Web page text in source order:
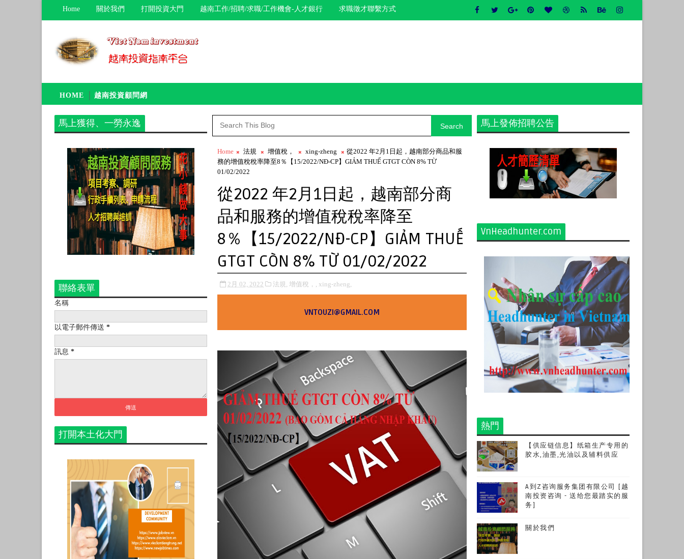
Home 關於我們 打開投資大門 越南工作/招聘/求職/工作機會-人才銀行 求職徵才聯繫方式
HOME 越南投資顧問網
馬上獲得、一勞永逸
聯絡表單
名稱
以電子郵件傳送 *
訊息 *
打開本土化大門
Search
Home 法規 增值稅， xing-zheng
從2022 年2月1日起，越南部分商品和服
務的增值稅稅率降至8％【15/2022/NĐ-CP】GIẢM THUẾ GTGT CÒN 8% TỪ
01/02/2022
從2022 年2月1日起，越南部分商
品和服務的增值稅稅率降至
8％【15/2022/NĐ-CP】GIẢM THUẾ
GTGT CÒN 8% TỪ 01/02/2022
2月 02, 2022 法規, 增值稅，, xing-zheng,
VNTOUZI@GMAIL.COM
馬上發佈招聘公告
VnHeadhunter.com
熱門
【供应链信息】纸箱生产专用的
胶水,油墨,光油以及辅料供应
A到Z咨询服务集团有限公司 [越
南投资咨询 - 送给您最踏实的服
务]
關於我們